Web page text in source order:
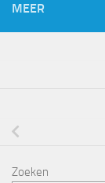
MEER
Zoeken